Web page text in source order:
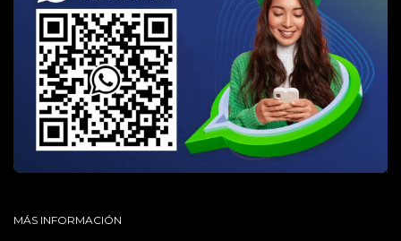
MÁS INFORMACIÓN